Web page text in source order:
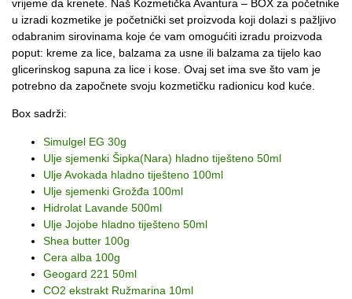
vrijeme da krenete. Naš Kozmetička Avantura – BOX za početnike
u izradi kozmetike je početnički set proizvoda koji dolazi s pažljivo
odabranim sirovinama koje će vam omogućiti izradu proizvoda
poput: kreme za lice, balzama za usne ili balzama za tijelo kao
glicerinskog sapuna za lice i kose. Ovaj set ima sve što vam je
potrebno da započnete svoju kozmetičku radionicu kod kuće.
Box sadrži:
Simulgel EG 30g
Ulje sjemenki Šipka(Nara) hladno tiješteno 50ml
Ulje Avokada hladno tiješteno 100ml
Ulje sjemenki Grožđa 100ml
Hidrolat Lavande 500ml
Ulje Jojobe hladno tiješteno 50ml
Shea butter 100g
Cera alba 100g
Geogard 221 50ml
CO2 ekstrakt Ružmarina 10ml